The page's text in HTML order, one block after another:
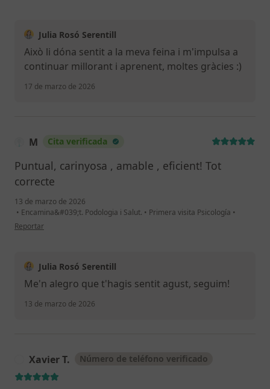
Julia Rosó Serentill
Això li dóna sentit a la meva feina i m'impulsa a
continuar millorant i aprenent, moltes gràcies :)
17 de marzo de 2026
M Cita verificada
Puntual, carinyosa , amable , eficient! Tot
correcte
13 de marzo de 2026
• Encamina&#039;t. Podologia i Salut. • Primera visita Psicología •
en opinión del usuario M
Reportar
Julia Rosó Serentill
Me'n alegro que t'hagis sentit agust, seguim!
13 de marzo de 2026
Xavier T. Número de teléfono verificado